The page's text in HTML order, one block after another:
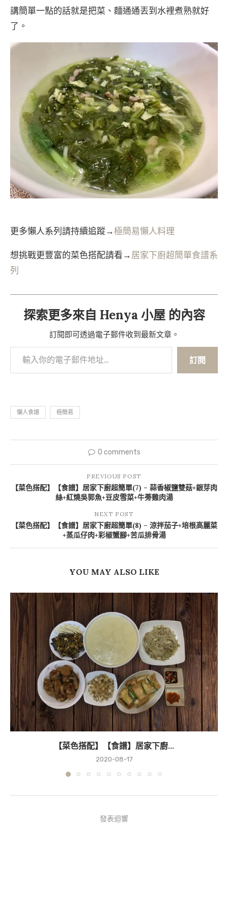
講簡單一點的話就是把菜、麵通通丟到水裡煮熟就好
了。
更多懶人系列請持續追蹤→極簡易懶人料理
想挑戰更豐富的菜色搭配請看→ 居家下廚超簡單食譜系
列
探索更多來自 Henya 小屋 的內容
訂閱即可透過電子郵件收到最新文章。
訂閱
懶人食譜 極簡易
0 comments
PREVIOUS POST
【菜色搭配】【食譜】居家下廚超簡單(7) – 蒜香椒鹽雙菇+銀芽肉
絲+紅燒吳郭魚+豆皮雪菜+牛蒡雞肉湯
NEXT POST
【菜色搭配】【食譜】居家下廚超簡單(8) – 涼拌茄子+培根高麗菜
+蒸瓜仔肉+彩椒蟹腳+苦瓜排骨湯
YOU MAY ALSO LIKE
【菜色搭配】【食譜】居家下廚...
2020-08-17
發表迴響